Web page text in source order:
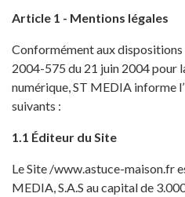
Article 1 - Mentions légales
Conformément aux
2004-575 du 21 juin 2004 pour
numérique, ST MEDIA informe
suivants :
1.1 Éditeur du Site
Le Site /www.astuce-maison.fr
MEDIA, S.A.S au capital de